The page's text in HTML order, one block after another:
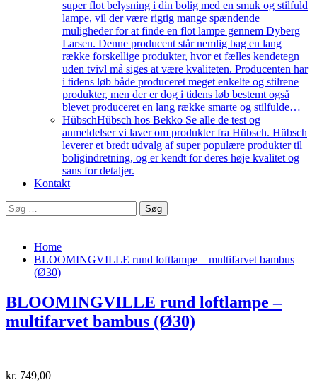
super flot belysning i din bolig med en smuk og stilfuld
lampe, vil der være rigtig mange spændende
muligheder for at finde en flot lampe gennem Dyberg
Larsen. Denne producent står nemlig bag en lang
række forskellige produkter, hvor et fælles kendetegn
uden tvivl må siges at være kvaliteten. Producenten har
i tidens løb både produceret meget enkelte og stilrene
produkter, men der er dog i tidens løb bestemt også
blevet produceret en lang række smarte og stilfulde…
HübschHübsch hos Bekko Se alle de test og
anmeldelser vi laver om produkter fra Hübsch. Hübsch
leverer et bredt udvalg af super populære produkter til
boligindretning, og er kendt for deres høje kvalitet og
sans for detaljer.
Kontakt
Søg
efter:
Home
BLOOMINGVILLE rund loftlampe – multifarvet bambus
(Ø30)
BLOOMINGVILLE rund loftlampe –
multifarvet bambus (Ø30)
kr. 749,00